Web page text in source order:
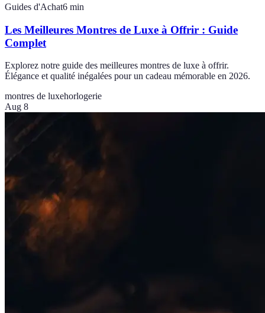
Guides d'Achat6 min
Les Meilleures Montres de Luxe à Offrir : Guide
Complet
Explorez notre guide des meilleures montres de luxe à offrir.
Élégance et qualité inégalées pour un cadeau mémorable en 2026.
montres de luxehorlogerie
Aug 8